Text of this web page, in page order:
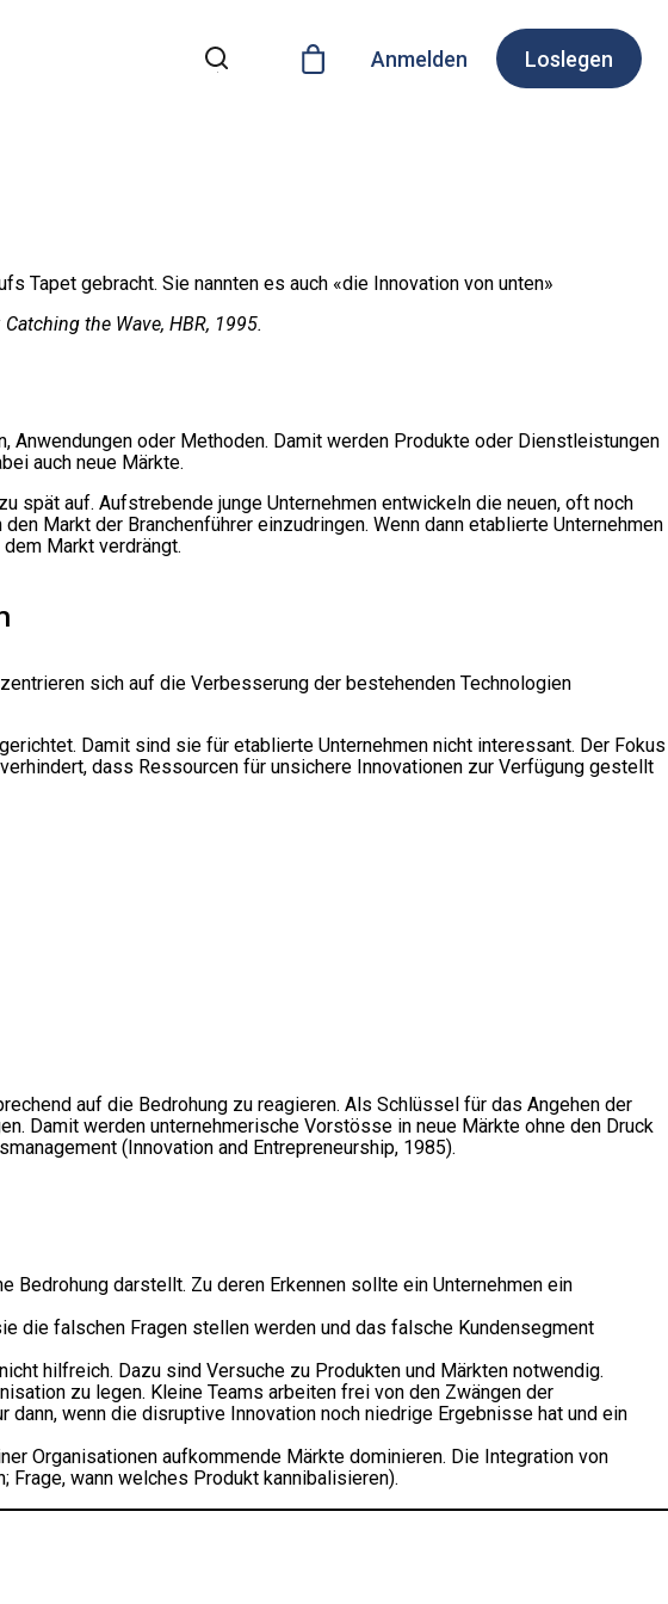
Anmelden Loslegen
Tapet gebracht. Sie nannten es auch «die Innovation von unten»
the Wave, HBR, 1995.
oder Methoden. Damit werden Produkte oder Dienstleistungen
auch neue Märkte.
spät auf. Aufstrebende junge Unternehmen entwickeln die neuen, oft noch
Markt der Branchenführer einzudringen. Wenn dann etablierte Unternehmen
Markt verdrängt.
sich auf die Verbesserung der bestehenden Technologien
Damit sind sie für etablierte Unternehmen nicht interessant. Der Fokus
dass Ressourcen für unsichere Innovationen zur Verfügung gestellt
auf die Bedrohung zu reagieren. Als Schlüssel für das Angehen der
Damit werden unternehmerische Vorstösse in neue Märkte ohne den Druck
(Innovation and Entrepreneurship, 1985).
darstellt. Zu deren Erkennen sollte ein Unternehmen ein
die falschen Fragen stellen werden und das falsche Kundensegment
hilfreich. Dazu sind Versuche zu Produkten und Märkten notwendig.
zu legen. Kleine Teams arbeiten frei von den Zwängen der
wenn die disruptive Innovation noch niedrige Ergebnisse hat und ein
Organisationen aufkommende Märkte dominieren. Die Integration von
wann welches Produkt kannibalisieren).